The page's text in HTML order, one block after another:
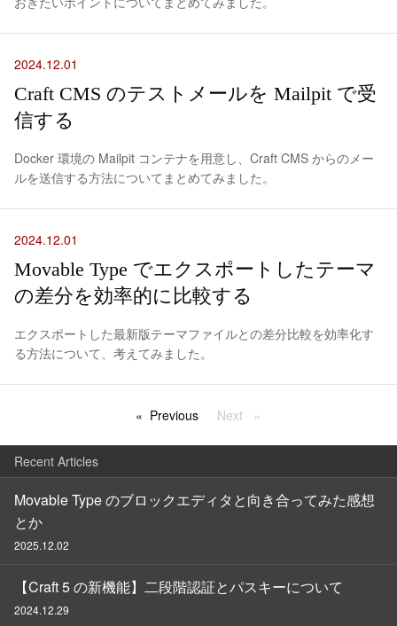
2024.12.01
Craft CMS のテストメールを Mailpit で受
信する
Docker 環境の Mailpit コンテナを用意し、Craft CMS からのメー
ルを送信する方法についてまとめてみました。
2024.12.01
Movable Type でエクスポートしたテーマ
の差分を効率的に比較する
エクスポートした最新版テーマファイルとの差分比較を効率化す
る方法について、考えてみました。
Previous pageNext page
Recent Articles
Movable Type のブロックエディタと向き合ってみた感想
とか
2025.12.02
【Craft 5 の新機能】二段階認証とパスキーについて
2024.12.29